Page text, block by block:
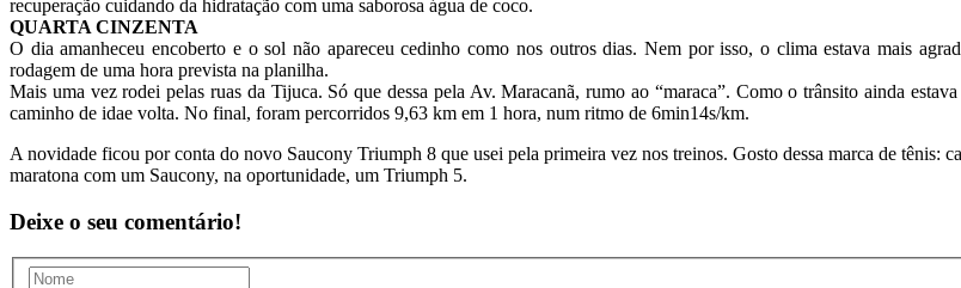
recuperação cuidando da hidratação com uma saborosa água de coco.
QUARTA CINZENTA
O dia amanheceu encoberto e o sol não apareceu cedinho como nos outros dias. Nem por isso, o clima estava mais
rodagem de uma hora prevista na planilha.
Mais uma vez rodei pelas ruas da Tijuca. Só que dessa pela Av. Maracanã, rumo ao “maraca”. Como o trânsito ainda
caminho de idae volta. No final, foram percorridos 9,63 km em 1 hora, num ritmo de 6min14s/km.
A novidade ficou por conta do novo Saucony Triumph 8 que usei pela primeira vez nos treinos. Gosto dessa marca de
maratona com um Saucony, na oportunidade, um Triumph 5.
Deixe o seu comentário!